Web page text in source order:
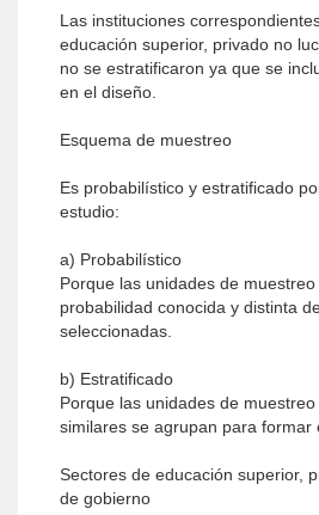
Las instituciones
educación superior, privado no
no se estratificaron ya que se
en el diseño.
Esquema de muestreo
Es probabilístico y estratificado
estudio:
a) Probabilístico
Porque las unidades de
probabilidad conocida y distinta
seleccionadas.
b) Estratificado
Porque las unidades de
similares se agrupan para formar
Sectores de educación superior,
de gobierno